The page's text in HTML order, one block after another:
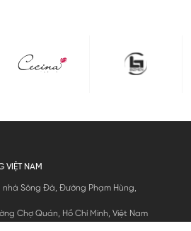
VIỆT NAM
nhà Sông Đà, Đường Phạm Hùng,
Chợ Quán, Hồ Chí Minh, Việt Nam